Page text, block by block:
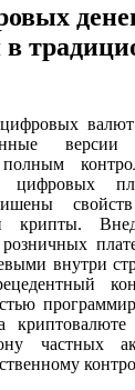
в
версии
цифровых
крипты.
внутри
частных